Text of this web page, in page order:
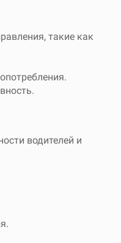
такие как
водителей и